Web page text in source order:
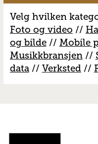
Velg hvilken
Foto og video //
og bilde// Mobile
Musikkbransjen//
data// Verksted//